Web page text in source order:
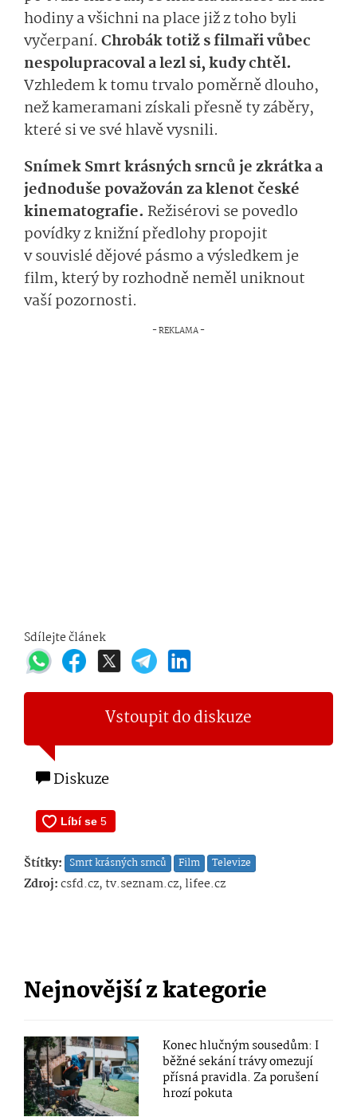
hodiny a všichni na place již z toho byli
vyčerpaní. Chrobák totiž s filmaři vůbec
nespolupracoval a lezl si, kudy chtěl.
Vzhledem k tomu trvalo poměrně dlouho,
než kameramani získali přesně ty záběry,
které si ve své hlavě vysnili.
Snímek Smrt krásných srnců je zkrátka a
jednoduše považován za klenot české
kinematografie. Režisérovi se povedlo
povídky z knižní předlohy propojit
v souvislé dějové pásmo a výsledkem je
film, který by rozhodně neměl uniknout
vaší pozornosti.
Sdílejte článek
Vstoupit do diskuze
Diskuze
Štítky: Smrt krásných srnců Film Televize
Zdroj:csfd.cz, tv.seznam.cz, lifee.cz
Nejnovější z kategorie
Konec hlučným sousedům: I
běžné sekání trávy omezují
přísná pravidla. Za porušení
hrozí pokuta